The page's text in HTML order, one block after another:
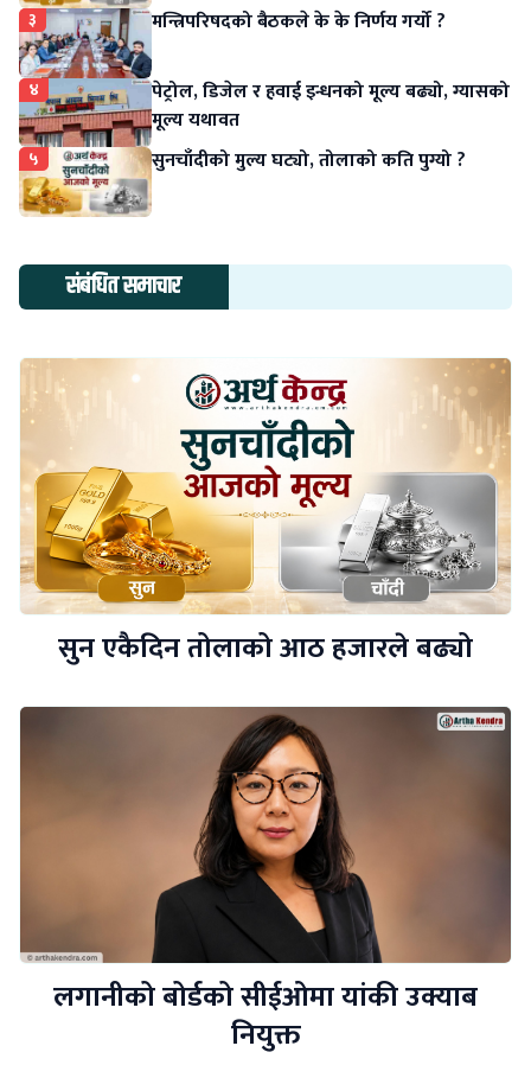
३ मन्त्रिपरिषदको बैठकले के के निर्णय गर्यो ?
४
पेट्रोल, डिजेल र हवाई इन्धनको मूल्य बढ्यो, ग्यासको
मूल्य यथावत
५ सुनचाँदीको मुल्य घट्यो, तोलाको कति पुग्यो ?
संबंधित समाचार
सुन एकैदिन तोलाको आठ हजारले बढ्यो
लगानीको बोर्डको सीईओमा यांकी उक्याब
नियुक्त